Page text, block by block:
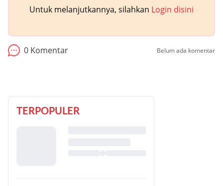
Untuk melanjutkannya, silahkan Login disini
0 Komentar Belum ada komentar
TERPOPULER